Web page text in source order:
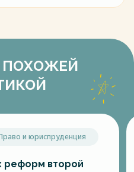
ПОХОЖЕЙ
и юриспруденция
реформ второй